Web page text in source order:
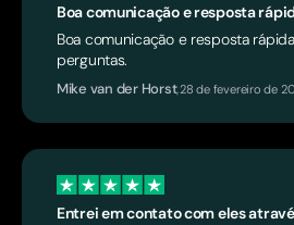
Boa comunicação e resposta
Boa comunicação e resposta
perguntas.
Mike van der Horst,28 de fevereiro de
Entrei em contato com eles